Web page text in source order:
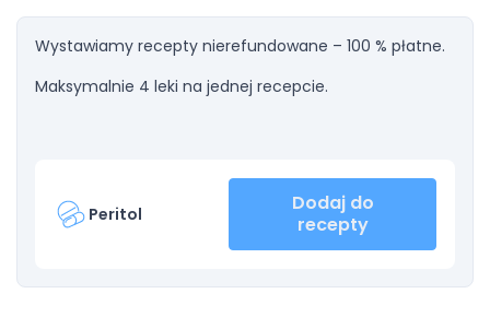
Wystawiamy recepty nierefundowane – 100 % płatne.
Maksymalnie 4 leki na jednej recepcie.
Peritol
Dodaj do
recepty